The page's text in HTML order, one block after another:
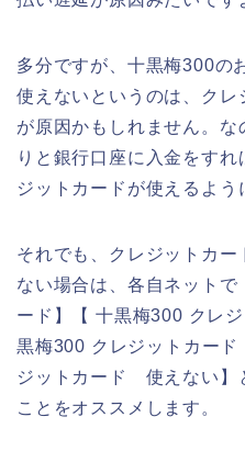
多分ですが、十黒梅300の
使えないというのは、クレ
が原因かもしれません。
りと銀行口座に入金をす
ジットカードが使えるよう
それでも、クレジットカー
ない場合は、各自ネット
ード】【 十黒梅300 クレ
黒梅300 クレジットカー
ジットカード 使えない】
ことをオススメします。